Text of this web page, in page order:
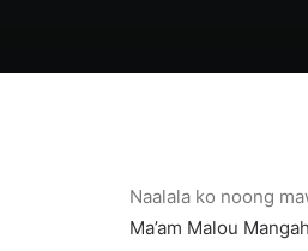
Naalala ko noong
Ma’am Malou